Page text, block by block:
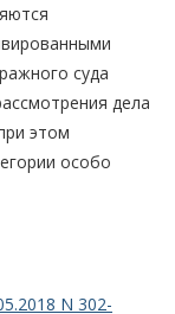
суда
дела
этом
особо
N 302-